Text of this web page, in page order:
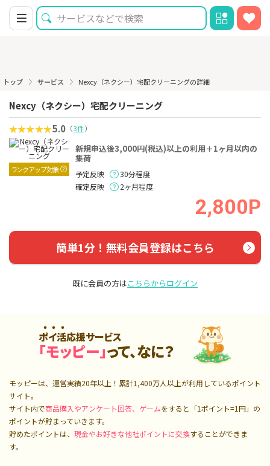
トップ サービス Nexcy（ネクシー）宅配クリーニングの詳細
Nexcy（ネクシー）宅配クリーニング
5.0 （3件）
ランクアップ対象
新規申込後3,000円(税込)以上の利用＋1ヶ月以内の
集荷
予定反映
30分程度
確定反映
2ヶ月程度
2,800P
簡単1分！無料会員登録はこちら
既に会員の方はこちらからログイン
ポイ活応援サービス
「モッピー」って、なに？
モッピーは、運営実績20年以上！累計1,400万人以上が利用しているポイント
サイト。
サイト内で商品購入やアンケート回答、ゲームをすると「1ポイント=1円」の
ポイントが貯まっていきます。
貯めたポイントは、 現金やお好きな他社ポイントに交換することができま
す。